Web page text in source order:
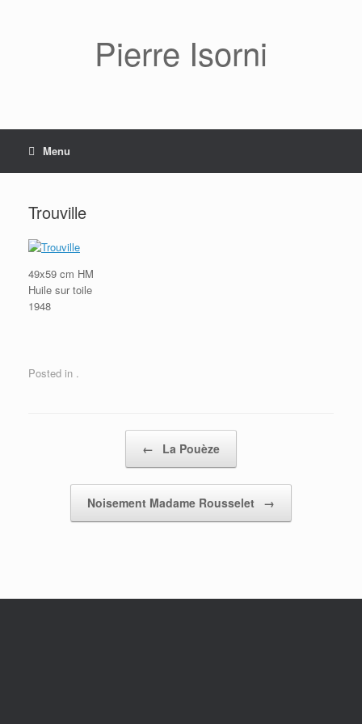
Pierre Isorni
Menu
Trouville
49x59 cm HM
Huile sur toile
1948
Posted in .
← La Pouèze
Noisement Madame Rousselet →